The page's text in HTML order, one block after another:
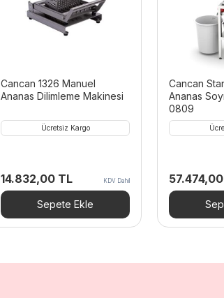
Cancan 1326 Manuel
Ananas Dilimleme Makinesi
Ücretsiz Kargo
14.832,00 TL KDV Dahil
Sepete Ekle
Cancan
Ananas
0809
57.474,00